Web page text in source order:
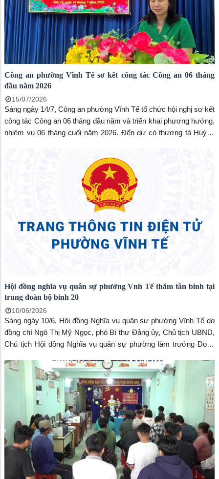
Công an phường Vĩnh Tế sơ kết công tác Công an 06 tháng
đầu năm 2026
15/07/2026
Sáng ngày 14/7, Công an phường Vĩnh Tế tổ chức hội nghị sơ kết
công tác Công an 06 tháng đầu năm và triển khai phương hướng,
nhiệm vụ 06 tháng cuối năm 2026. Đến dự có thượng tá Huỳnh
đồng chí Trang Công Cường, Bí thư Đảng ủy, Chủ tịch HĐND
phường, đồng chí Ngô Thị Mỹ Ngọc, phó Bí thư Đảng ủy, Chủ
tịch UBND phường Vĩnh Tế.
Hội đồng nghĩa vụ quân sự phường Vnh Tế thăm tân binh tại
trung đoàn bộ binh 20
10/06/2026
Sáng ngày 10/6, Hội đồng Nghĩa vụ quân sự phường Vĩnh Tế do
đồng chí Ngô Thị Mỹ Ngọc, phó Bí thư Đảng ủy, Chủ tịch UBND,
Chủ tịch Hội đồng Nghĩa vụ quân sự phường làm trưởng Đoàn
học tập, rèn luyện tại Trung đoàn Bộ binh 20, thuộc Sư đoàn bộ
binh 330, Quân khu 9.